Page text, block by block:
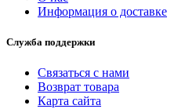
Информация о доставке
Служба поддержки
Связаться с нами
Возврат товара
Карта сайта